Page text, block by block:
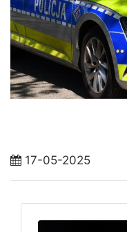
17-05-2025